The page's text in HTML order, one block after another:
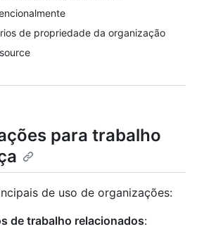
de propriedade da organização
para trabalho
de uso de organizações:
de trabalho relacionados: